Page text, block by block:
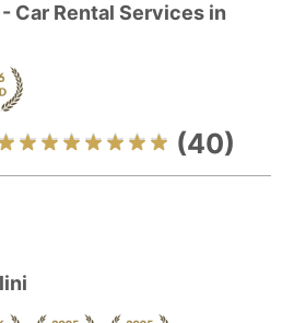
- Car Rental Services in
(40)